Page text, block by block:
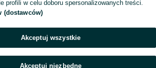
profili w celu doboru spersonalizowanych treści.
(dostawców)
Akceptuj wszystkie
Akceptuj niezbędne